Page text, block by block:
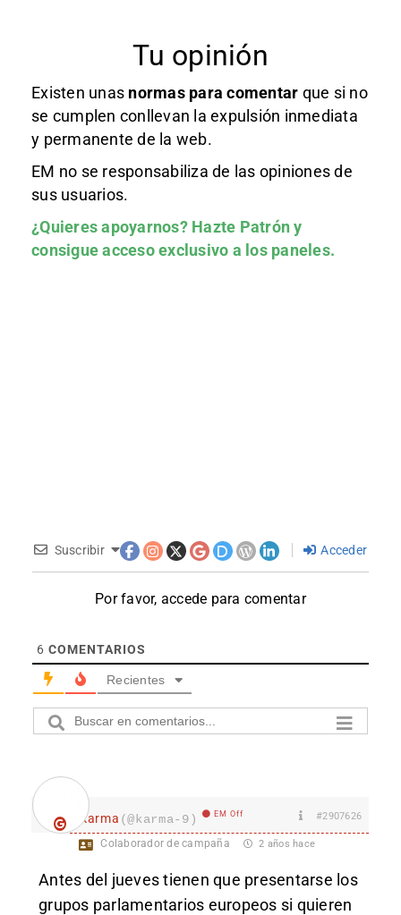
Tu opinión
Existen unas normas para comentar que si no
se cumplen conllevan la expulsión inmediata
y permanente de la web.
EM no se responsabiliza de las opiniones de
sus usuarios.
¿Quieres apoyarnos? Hazte Patróny
consigue acceso exclusivo a los paneles.
Suscribir Acceder
Por favor, accede para comentar
6 COMENTARIOS
Recientes
karma (@karma-9) EM Off #2907626
Colaborador de campaña 2 años hace
Antes del jueves tienen que presentarse los
grupos parlamentarios europeos si quieren